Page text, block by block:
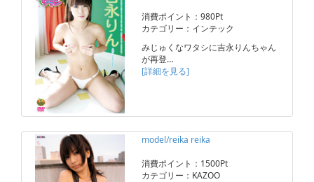
消費ポイント：980Pt
カテゴリー：インテック
みじゅくなワタシに吉永りんちゃん
が再登…
[詳細を見る]
model/reika reika
消費ポイント：1500Pt
カテゴリー：KAZOO